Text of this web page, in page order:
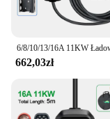
662,03zł